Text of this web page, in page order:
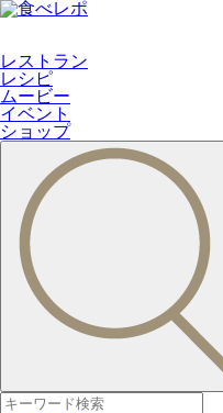
レストラン
レシピ
ムービー
イベント
ショップ